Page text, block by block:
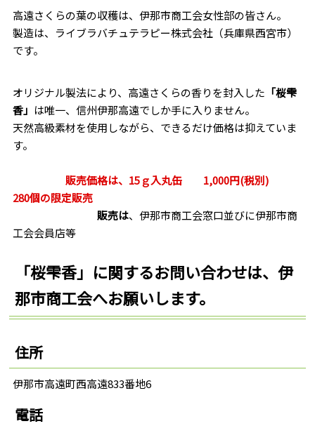
高遠さくらの葉の収穫は、伊那市商工会女性部の皆さん。
製造は、ライブラバチュテラピー株式会社（兵庫県西宮市）
です。
オリジナル製法により、高遠さくらの香りを封入した 「桜雫
香」 は唯一、信州伊那高遠でしか手に入りません。
天然高級素材を使用しながら、できるだけ価格は抑えていま
す。
販売価格は、15ｇ入丸缶 1,000円(税別)
280個の限定販売
販売は、伊那市商工会窓口並びに伊那市商
工会会員店等
「桜雫香」に関するお問い合わせは、伊
那市商工会へお願いします。
住所
伊那市高遠町西高遠833番地6
電話